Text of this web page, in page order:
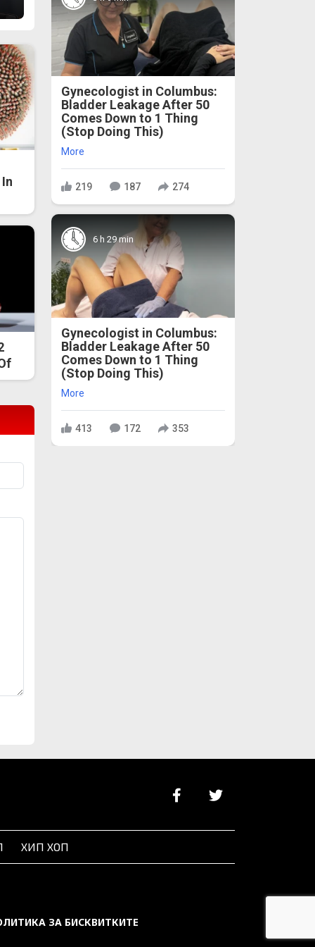
Gynecologist in Columbus:
Bladder Leakage After 50
Comes Down to 1 Thing
(Stop Doing This)
More
219 187 274
6 h 29 min
Gynecologist in Columbus:
Bladder Leakage After 50
Comes Down to 1 Thing
(Stop Doing This)
More
413 172 353
ХИП ХОП
ЗА БИСКВИТКИТЕ